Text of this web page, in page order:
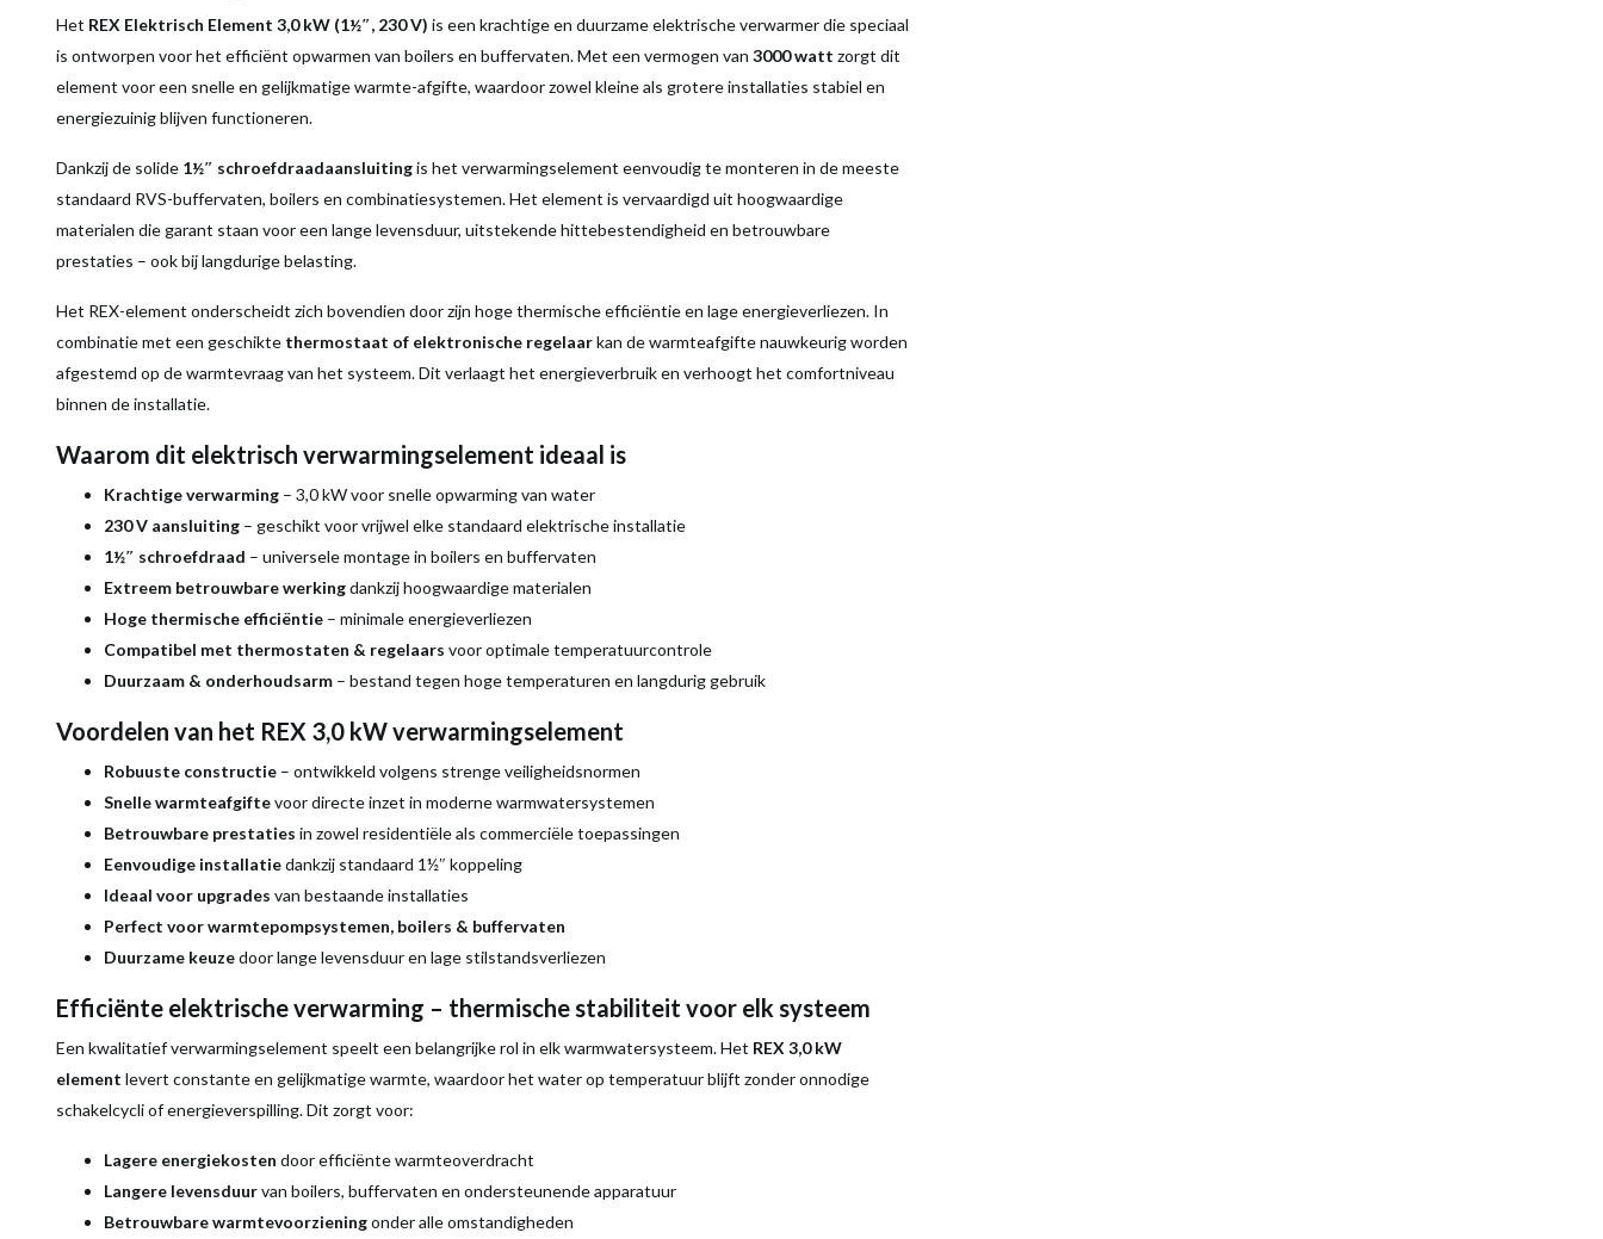
Het REX Elektrisch Element 3,0 kW (1½″, 230 V) is een krachtige en duurzame elektrische verwarmer die speciaal
is ontworpen voor het efficiënt opwarmen van boilers en buffervaten. Met een vermogen van 3000 watt zorgt dit
element voor een snelle en gelijkmatige warmte-afgifte, waardoor zowel kleine als grotere installaties stabiel en
energiezuinig blijven functioneren.
Dankzij de solide 1½″ schroefdraadaansluitingis het verwarmingselement eenvoudig te monteren in de meeste
standaard RVS-buffervaten, boilers en combinatiesystemen. Het element is vervaardigd uit hoogwaardige
materialen die garant staan voor een lange levensduur, uitstekende hittebestendigheid en betrouwbare
prestaties – ook bij langdurige belasting.
Het REX-element onderscheidt zich bovendien door zijn hoge thermische efficiëntie en lage energieverliezen. In
combinatie met een geschikte thermostaat of elektronische regelaarkan de warmteafgifte nauwkeurig worden
afgestemd op de warmtevraag van het systeem. Dit verlaagt het energieverbruik en verhoogt het comfortniveau
binnen de installatie.
Waarom dit elektrisch verwarmingselement ideaal is
Krachtige verwarming – 3,0 kW voor snelle opwarming van water
230 V aansluiting – geschikt voor vrijwel elke standaard elektrische installatie
1½″ schroefdraad – universele montage in boilers en buffervaten
Extreem betrouwbare werkingdankzij hoogwaardige materialen
Hoge thermische efficiëntie – minimale energieverliezen
Compatibel met thermostaten & regelaars voor optimale temperatuurcontrole
Duurzaam & onderhoudsarm – bestand tegen hoge temperaturen en langdurig gebruik
Voordelen van het REX 3,0 kW verwarmingselement
Robuuste constructie – ontwikkeld volgens strenge veiligheidsnormen
Snelle warmteafgiftevoor directe inzet in moderne warmwatersystemen
Betrouwbare prestaties in zowel residentiële als commerciële toepassingen
Eenvoudige installatiedankzij standaard 1½″ koppeling
Ideaal voor upgrades van bestaande installaties
Perfect voor warmtepompsystemen, boilers & buffervaten
Duurzame keuzedoor lange levensduur en lage stilstandsverliezen
Efficiënte elektrische verwarming – thermische stabiliteit voor elk systeem
Een kwalitatief verwarmingselement speelt een belangrijke rol in elk warmwatersysteem. Het REX 3,0 kW
element levert constante en gelijkmatige warmte, waardoor het water op temperatuur blijft zonder onnodige
schakelcycli of energieverspilling. Dit zorgt voor:
Lagere energiekosten door efficiënte warmteoverdracht
Langere levensduurvan boilers, buffervaten en ondersteunende apparatuur
Betrouwbare warmtevoorzieningonder alle omstandigheden